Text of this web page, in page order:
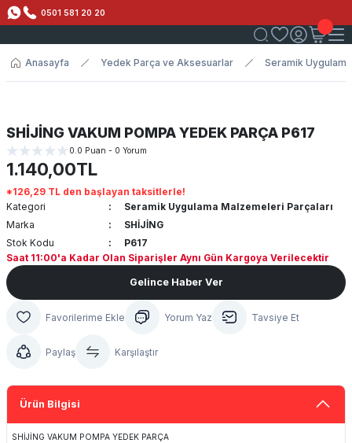
0501 581 20 20
Anasayfa Yedek Parça ve Aksesuarlar Seramik
SHİJİNG VAKUM POMPA YEDEK PARÇA P617
0.0 Puan - 0 Yorum
1.140,00TL
*126,29 TL den başlayan taksitlerle!
Kategori
Seramik Uygulama Malzemeleri Parçaları
Marka
SHİJİNG
Stok Kodu
P617
Saat 11:00'a Kadar Olan Siparişler Aynı Gün Kargoya Verilecektir
Gelince Haber Ver
Yorum Yaz Tavsiye Et
Paylaş Karşılaştır
Ürün Bilgisi
SHİJİNG VAKUM POMPA YEDEK PARÇA